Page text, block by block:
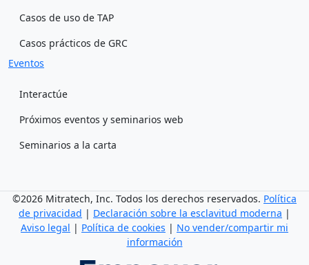
Casos de uso de TAP
Casos prácticos de GRC
Eventos
Interactúe
Próximos eventos y seminarios web
Seminarios a la carta
©2026 Mitratech, Inc. Todos los derechos reservados. Política
de privacidad | Declaración sobre la esclavitud moderna |
Aviso legal | Política de cookies | No vender/compartir mi
información